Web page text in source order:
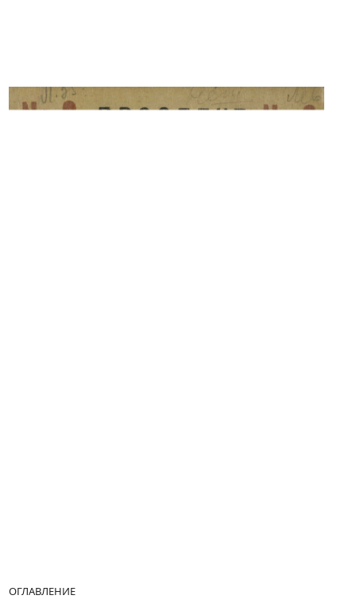
ОГЛАВЛЕНИЕ